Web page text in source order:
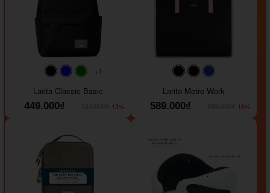
#faf0e6
#000000#0000FF#008000
+1
Larita Classic Basic
449.000₫
-13%
#000000#000000
Larita Metro Work
589.000₫
-16%